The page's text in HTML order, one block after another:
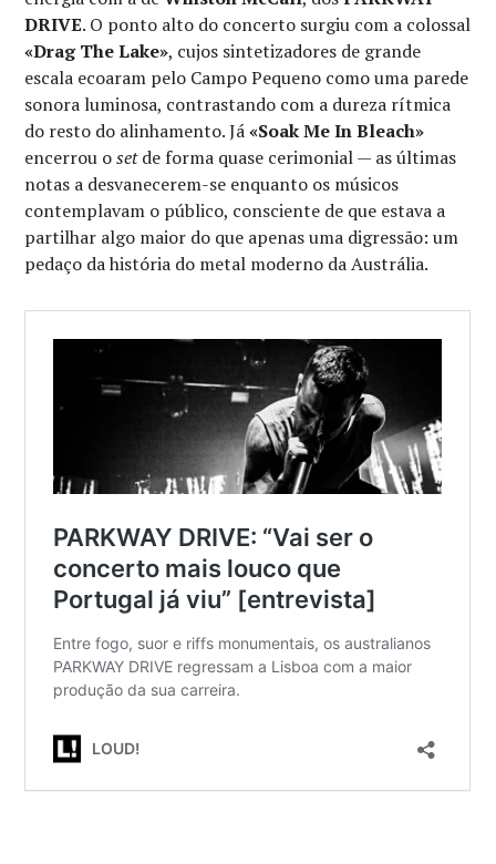
DRIVE. O ponto alto do concerto surgiu com a colossal
«Drag The Lake», cujos sintetizadores de grande
escala ecoaram pelo Campo Pequeno como uma parede
sonora luminosa, contrastando com a dureza rítmica
do resto do alinhamento. Já«Soak Me In Bleach»
encerrou osetde forma quase cerimonial — as últimas
notas a desvanecerem-se enquanto os músicos
contemplavam o público, consciente de que estava a
partilhar algo maior do que apenas uma digressão: um
pedaço da história do metal moderno da Austrália.